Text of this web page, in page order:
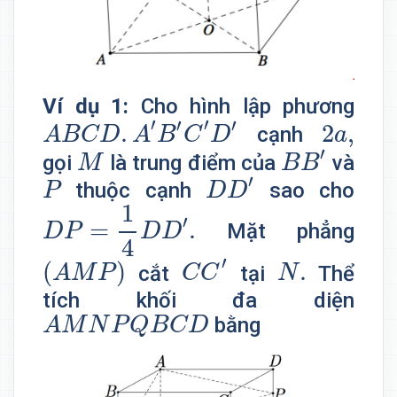
Ví dụ 1: Cho hình lập phương
ABCD. A′B′C′D′
ABCD.A′ B′C′D ′
cạnh 2a,
2a,
gọi M
M là trung điểm của BB′
BB′
và
P
Pthuộc cạnh DD′
DD′
sao cho
DP =
1
4
DD′.
D =14D D′.
Mặt phẳng
(AMP)
( A M P) cắt CC′
CC′
tại N.
N.
Thể
tích khối đa diện
AMNPQBCD
AMNPQBCD bằng